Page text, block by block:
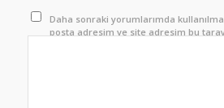
Daha sonraki yorumlarımda
posta adresim ve site adresim bu